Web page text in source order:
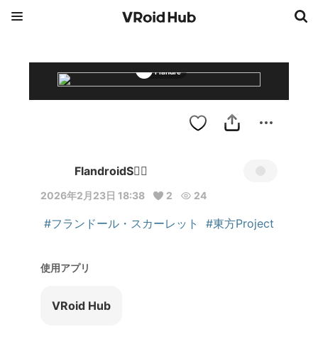
Flandre
FlandroidS❤️‍🔥
2026年2月23日 18:38 2 24
#フランドール・スカーレット #東方Project
使用アプリ
VRoid Hub